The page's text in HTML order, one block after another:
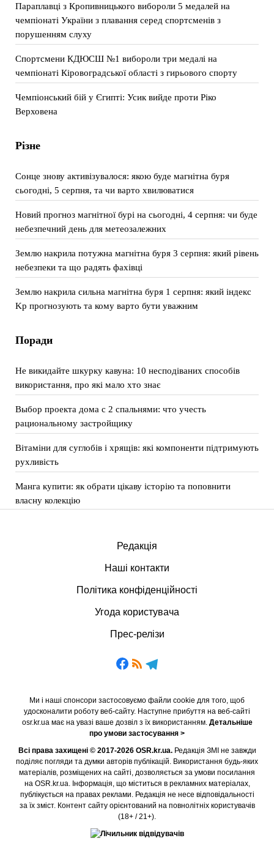
Параплавці з Кропивницького вибороли 5 медалей на
чемпіонаті України з плавання серед спортсменів з
порушенням слуху
Спортсмени КДЮСШ №1 вибороли три медалі на
чемпіонаті Кіровоградської області з гирьового спорту
Чемпіонський бій у Єгипті: Усик вийде проти Ріко
Верховена
Різне
Сонце знову активізувалося: якою буде магнітна буря
сьогодні, 5 серпня, та чи варто хвилюватися
Новий прогноз магнітної бурі на сьогодні, 4 серпня: чи буде
небезпечний день для метеозалежних
Землю накрила потужна магнітна буря 3 серпня: який рівень
небезпеки та що радять фахівці
Землю накрила сильна магнітна буря 1 серпня: який індекс
Kp прогнозують та кому варто бути уважним
Поради
Не викидайте шкурку кавуна: 10 несподіваних способів
використання, про які мало хто знає
Выбор проекта дома с 2 спальнями: что учесть
рациональному застройщику
Вітаміни для суглобів і хрящів: які компоненти підтримують
рухливість
Манга купити: як обрати цікаву історію та поповнити
власну колекцію
Редакція
Наші контакти
Політика конфіденційності
Угода користувача
Прес-релізи
Ми і наші спонсори застосовуємо файли cookie для того, щоб
удосконалити роботу веб-сайту. Наступне прибуття на веб-сайті
osr.kr.ua має на увазі ваше дозвіл з їх використанням. Детальніше
про умови застосування >
Всі права захищені © 2017-2026 OSR.kr.ua.Редакція ЗМІ не завжди
поділяє погляди та думки авторів публікацій. Використання будь-яких
матеріалів, розміщених на сайті, дозволяється за умови посилання
на OSR.kr.ua. Інформація, що міститься в рекламних матеріалах,
публікується на правах реклами. Редакція не несе відповідальності
за їх зміст. Контент сайту орієнтований на повнолітніх користувачів
(18+ / 21+).